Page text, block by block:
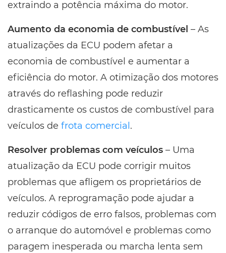
extraindo a potência máxima do motor.
Aumento da economia de combustível – As
atualizações da ECU podem afetar a
economia de combustível e aumentar a
eficiência do motor. A otimização dos motores
através do reflashing pode reduzir
drasticamente os custos de combustível para
veículos de frota comercial .
Resolver problemas com veículos – Uma
atualização da ECU pode corrigir muitos
problemas que afligem os proprietários de
veículos. A reprogramação pode ajudar a
reduzir códigos de erro falsos, problemas com
o arranque do automóvel e problemas como
paragem inesperada ou marcha lenta sem